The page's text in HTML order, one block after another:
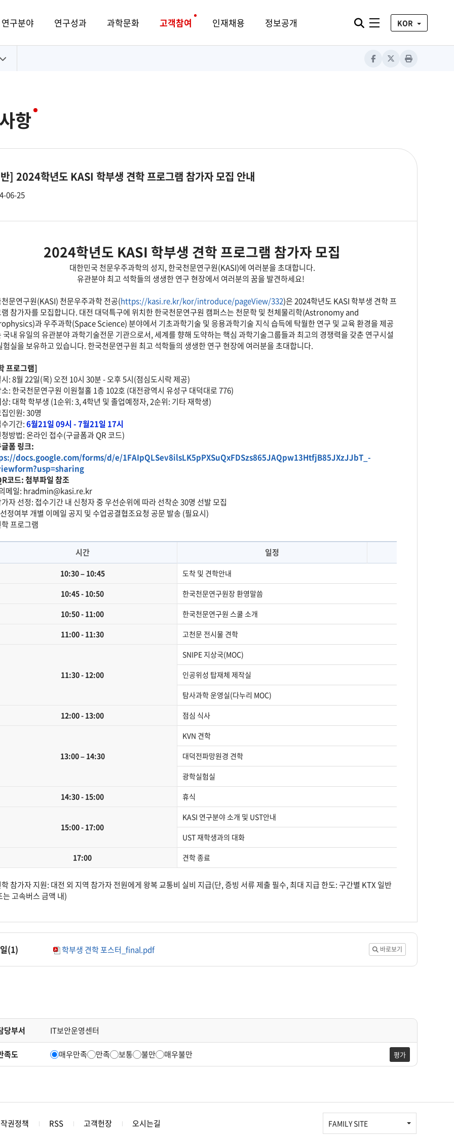
연구분야 연구성과 과학문화 고객참여 인재채용 정보공개 통합검색 열기
전체메뉴KOR
Facebook
X Print
항
] 2024학년도 KASI 학부생 견학 프로그램 참가자 모집 안내
06-25
2024학년도 KASI 학부생 견학 프로그램 참가자 모집
대한민국 천문우주과학의 성지, 한국천문연구원(KASI)에 여러분을 초대합니다.
유관분야 최고 석학들의 생생한 연구 현장에서 여러분의 꿈을 발견하세요!
문연구원(KASI) 천문우주과학 전공(https://kasi.re.kr/kor/introduce/pageView/332)은 2024학년도 KASI 학부생 견학 프
참가자를 모집합니다. 대전 대덕특구에 위치한 한국천문연구원 캠퍼스는 천문학 및 천체물리학(Astronomy and
과 우주과학(Space Science) 분야에서 기초과학기술 및 응용과학기술 지식 습득에 탁월한 연구 및 교육 환경을 제공
국내 유일의 유관분야 과학기술전문 기관으로서, 세계를 향해 도약하는 핵심 과학기술그룹들과 최고의 경쟁력을 갖춘 연구시설
험실을 보유하고 있습니다. 한국천문연구원 최고 석학들의 생생한 연구 현장에 여러분을 초대합니다.
프로그램]
: 8월 22일(목) 오전 10시 30분 - 오후 5시(점심도시락 제공)
: 한국천문연구원 이원철홀 1층 102호 (대전광역시 유성구 대덕대로 776)
: 대학 학부생 (1순위: 3, 4학년 및 졸업예정자, 2순위: 기타 재학생)
인원: 30명
기간:6월21일 09시 - 7월21일 17시
방법: 온라인 접수(구글폼과 QR 코드)
폼 링크:
docs.google.com/forms/d/e/1FAIpQLSev8ilsLK5pPXSuQxFDSzs865JAQpw13HtfjB85JXzJJbT_-
코드: 첨부파일 참조
메일: hradmin@kasi.re.kr
자 선정: 접수기간 내 신청자 중 우선순위에 따라 선착순 30명 선발 모집
여부 개별 이메일 공지 및 수업공결협조요청 공문 발송 (필요시)
프로그램
시간 일정
10:30 – 10:45 도착 및 견학안내
10:45 - 10:50
한국천문연구원장 환영말씀
10:50 - 11:00
한국천문연구원 스쿨 소개
11:00 - 11:30
고천문 전시물 견학
11:30 - 12:00
SNIPE 지상국(MOC)
인공위성 탑재체 제작실
탐사과학 운영실(다누리 MOC)
12:00 - 13:00
점심 식사
13:00 – 14:30
KVN 견학
대덕전파망원경 견학
광학실험실
14:30 - 15:00
휴식
15:00 - 17:00
KASI 연구분야 소개 및 UST안내
UST 재학생과의 대화
17:00
견학 종료
참가자 지원: 대전 외 지역 참가자 전원에게 왕복 교통비 실비 지급(단, 증빙 서류 제출 필수, 최대 지급 한도: 구간별 KTX 일반
는 고속버스 금액 내)
(1) 학부생 견학 포스터_final.pdf 바로보기
당부서 IT보안운영센터
족도 매우만족 만족 보통 불만 매우불만 평가
권정책 RSS 고객헌장 오시는길 FAMILY SITE